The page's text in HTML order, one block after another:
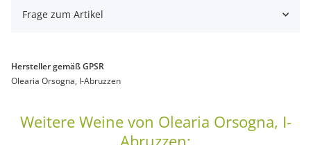
Frage zum Artikel
Hersteller gemäß GPSR
Olearia Orsogna, I-Abruzzen
Weitere Weine von Olearia Orsogna, I-